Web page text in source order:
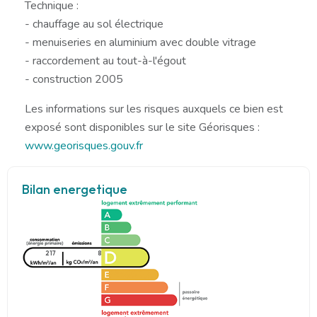
Technique :
- chauffage au sol électrique
- menuiseries en aluminium avec double vitrage
- raccordement au tout-à-l'égout
- construction 2005
Les informations sur les risques auxquels ce bien est
exposé sont disponibles sur le site Géorisques :
www.georisques.gouv.fr
Bilan energetique
217 8